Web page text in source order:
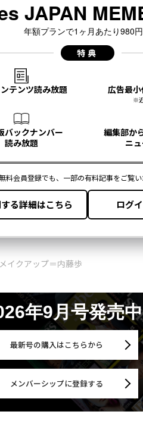
イクアップ＝内藤歩
年9月号発売中
最新号の購入はこちらから
メンバーシップに登録する